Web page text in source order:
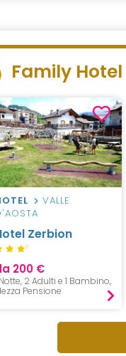
Family Hotel
VALLE
Zerbion
S
200 €
2 Adulti e 1 Bambino,
Pensione